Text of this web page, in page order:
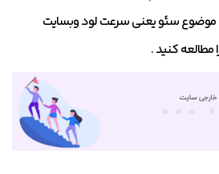
موضوع سئو یعنی سرعت لود وبسایت
کنید .